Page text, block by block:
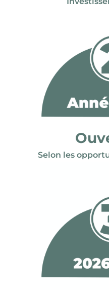
Selon les